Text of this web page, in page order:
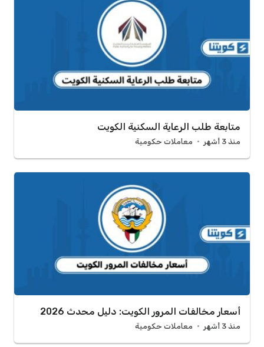
متابعة طلب الرعاية السكنية الكويت
منذ 3 أشهر معاملات حكومية
أسعار مخالفات المرور الكويت: دليل محدث 2026
منذ 3 أشهر معاملات حكومية